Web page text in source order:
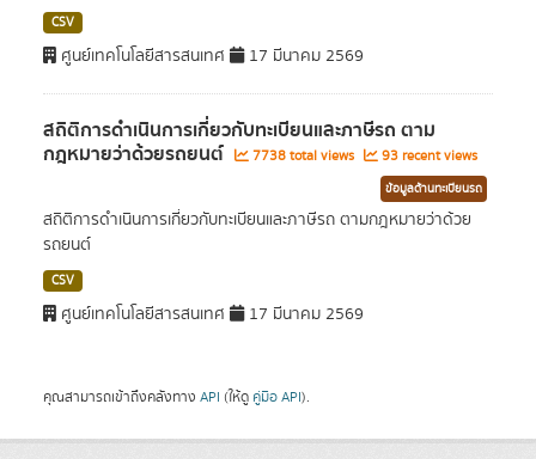
CSV
ศูนย์เทคโนโลยีสารสนเทศ 17 มีนาคม 2569
สถิติการดำเนินการเกี่ยวกับทะเบียนและภาษีรถ ตาม
กฎหมายว่าด้วยรถยนต์ 7738 total views 93 recent views
ข้อมูลด้านทะเบียนรถ
สถิติการดำเนินการเกี่ยวกับทะเบียนและภาษีรถ ตามกฎหมายว่าด้วย
รถยนต์
CSV
ศูนย์เทคโนโลยีสารสนเทศ 17 มีนาคม 2569
คุณสามารถเข้าถึงคลังทาง API (ให้ดู คู่มือ API).